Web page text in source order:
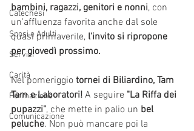
Catechesi
Sposi e Adulti
Servizi
Carità
Formazione
Comunicazione
bambini, ragazzi, genitori e nonni, con
un'affluenza favorita anche dal sole
quasi primaverile, l'invito si ripropone
per giovedì prossimo.
Nel pomeriggio tornei di Biliardino, Tam
Tam e Laboratori! A seguire "La Riffa dei
pupazzi", che mette in palio un bel
peluche. Non può mancare poi la